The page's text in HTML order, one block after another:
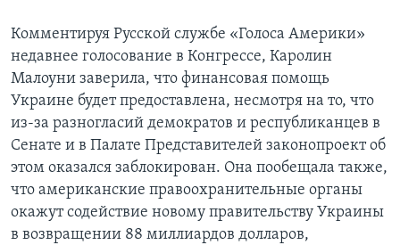
Комментируя Русской службе «Голоса Америки»
недавнее голосование в Конгрессе, Каролин
Малоуни заверила, что финансовая помощь
Украине будет предоставлена, несмотря на то, что
из-за разногласий демократов и республиканцев в
Сенате и в Палате Представителей законопроект об
этом оказался заблокирован. Она пообещала также,
что американские правоохранительные органы
окажут содействие новому правительству Украины
в возвращении 88 миллиардов долларов,